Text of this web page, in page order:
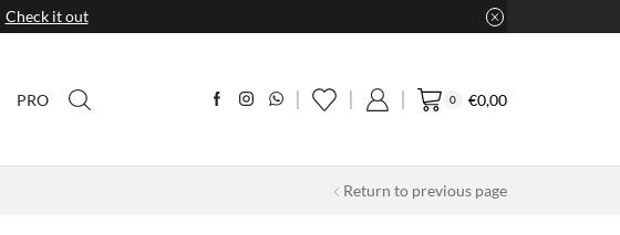
Check it out
PRO 0 €0,00
Return to previous page